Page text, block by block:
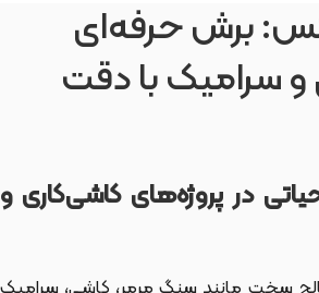
برش حرفه‌ای
سرامیک با دقت
حیاتی در پروژه‌های کاشی‌کاری و